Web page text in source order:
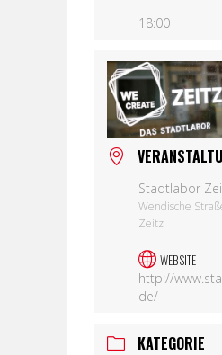
18:00
Stadtlabor
Wendische
Zeitz
WEBSITE
http://
de/
KATEGORIE